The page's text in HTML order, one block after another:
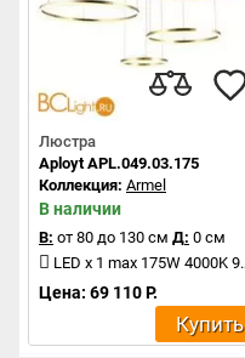
Люстра
Aployt APL.049.03.175
Коллекция: Armel
В наличии
В: от 80 до 130 см Д: 0 см
LED x 1 max 175W 4000K 9625Lm
Цена: 69 110 Р.
Купить